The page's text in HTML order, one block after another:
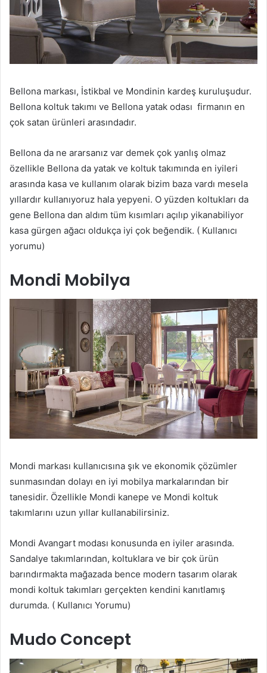
Bellona markası, İstikbal ve Mondinin kardeş kuruluşudur.
Bellona koltuk takımı ve Bellona yatak odası firmanın en
çok satan ürünleri arasındadır.
Bellona da ne ararsanız var demek çok yanlış olmaz
özellikle Bellona da yatak ve koltuk takımında en iyileri
arasında kasa ve kullanım olarak bizim baza vardı mesela
yıllardır kullanıyoruz hala yepyeni. O yüzden koltukları da
gene Bellona dan aldım tüm kısımları açılıp yikanabiliyor
kasa gürgen ağacı oldukça iyi çok beğendik. ( Kullanıcı
yorumu)
Mondi Mobilya
Mondi markası kullanıcısına şık ve ekonomik çözümler
sunmasından dolayı en iyi mobilya markalarından bir
tanesidir. Özellikle Mondi kanepe ve Mondi koltuk
takımlarını uzun yıllar kullanabilirsiniz.
Mondi Avangart modası konusunda en iyiler arasında.
Sandalye takımlarından, koltuklara ve bir çok ürün
barındırmakta mağazada bence modern tasarım olarak
mondi koltuk takımları gerçekten kendini kanıtlamış
durumda. ( Kullanıcı Yorumu)
Mudo Concept